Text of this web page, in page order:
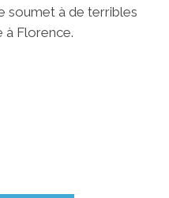
soumet à de terribles
à Florence.